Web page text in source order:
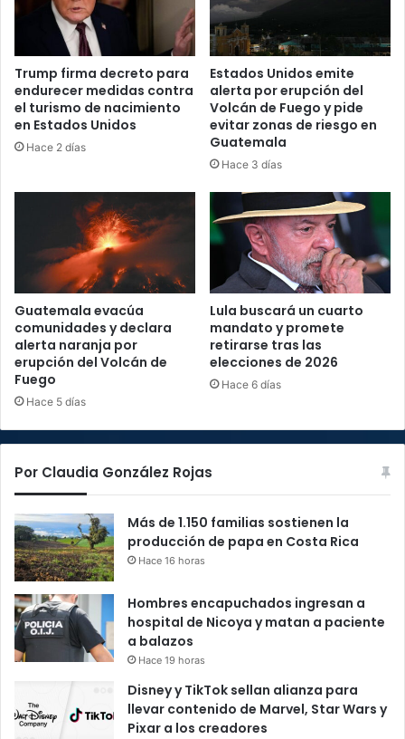
Trump firma decreto para
endurecer medidas contra
el turismo de nacimiento
en Estados Unidos
Hace 2 días
Estados Unidos emite
alerta por erupción del
Volcán de Fuego y pide
evitar zonas de riesgo en
Guatemala
Hace 3 días
Guatemala evacúa
comunidades y declara
alerta naranja por
erupción del Volcán de
Fuego
Hace 5 días
Lula buscará un cuarto
mandato y promete
retirarse tras las
elecciones de 2026
Hace 6 días
Por Claudia González Rojas
Más de 1.150 familias sostienen la
producción de papa en Costa Rica
Hace 16 horas
Hombres encapuchados ingresan a
hospital de Nicoya y matan a paciente
a balazos
Hace 19 horas
Disney y TikTok sellan alianza para
llevar contenido de Marvel, Star Wars y
Pixar a los creadores